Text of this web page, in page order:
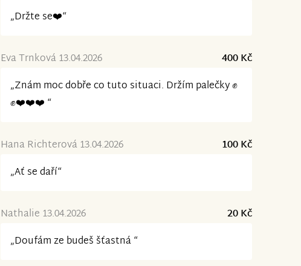
„Držte se❤️“
Eva Trnková 13.04.2026
400 Kč
„Znám moc dobře co tuto situaci. Držím palečky ✊️
✊️❤️❤️❤️ “
Hana Richterová 13.04.2026
100 Kč
„Ať se daří“
Nathalie 13.04.2026
20 Kč
„Doufám ze budeš šťastná “